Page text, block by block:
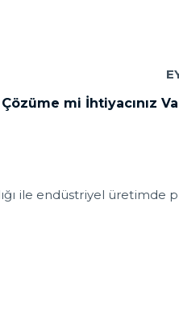
mi İhtiyacınız
ile endüstriyel üretimde